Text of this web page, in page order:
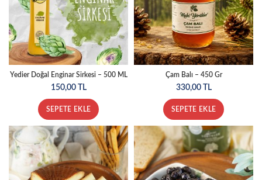
Yedier Doğal Enginar Sirkesi – 500 ML
150,00 TL
SEPETE EKLE
Çam Balı – 450 Gr
330,00 TL
SEPETE EKLE